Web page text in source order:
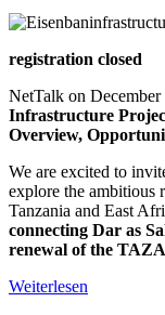
Konferenz
registration closed
NetTalk on
Infrastructure
Overview,
We are excited to
explore the ambitious
Tanzania and East
connecting Dar as
renewal of the
Weiterlesen